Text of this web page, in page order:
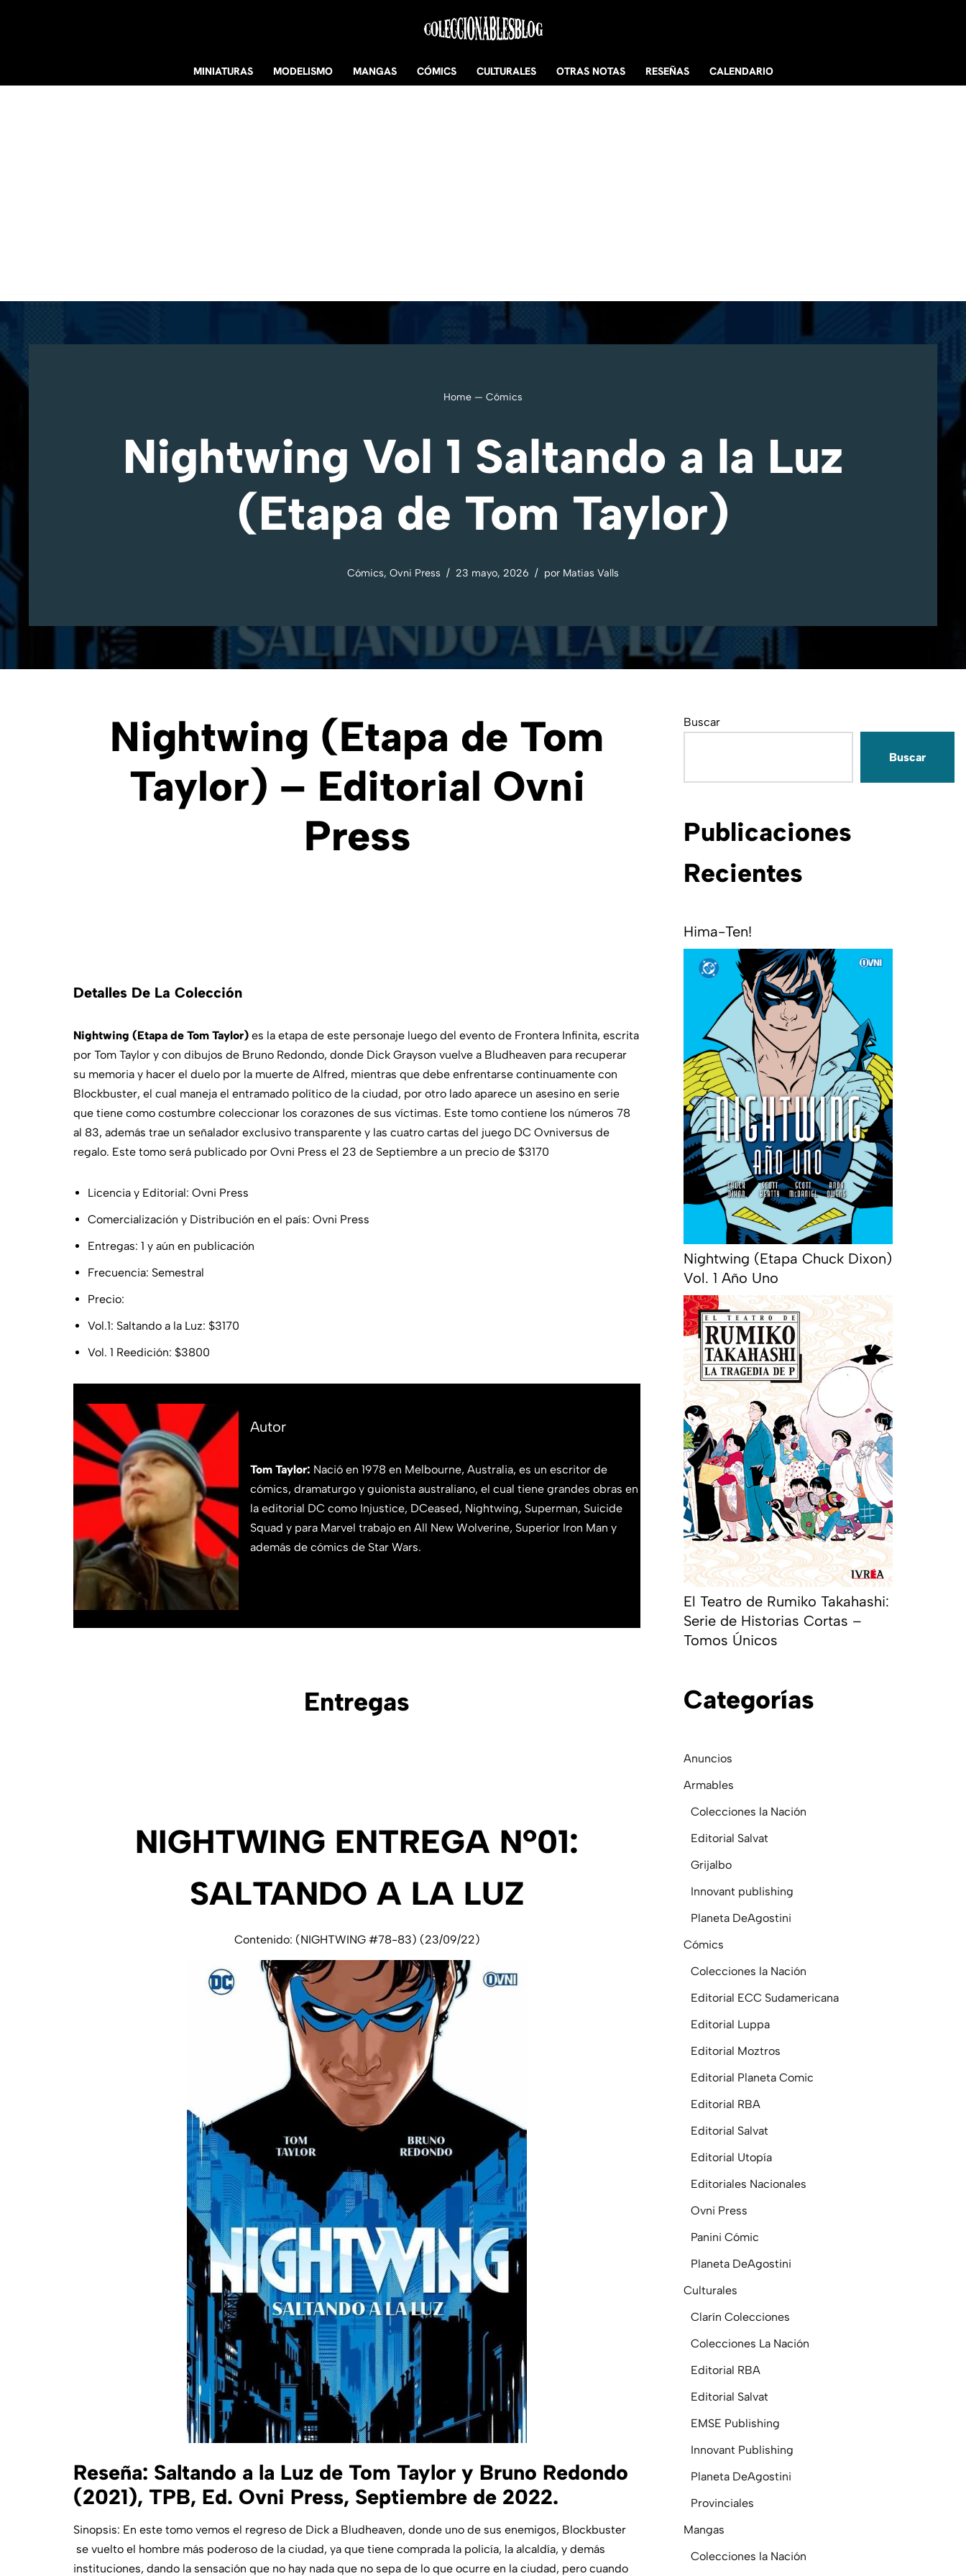
MINIATURAS MODELISMO MANGAS CÓMICS CULTURALES OTRAS NOTAS RESEÑAS CALENDARIO
Home — Cómics
Nightwing Vol 1 Saltando a la Luz
(Etapa de Tom Taylor)
Cómics, Ovni Press 23 mayo, 2026 por Matias Valls
Nightwing (Etapa de Tom
Taylor) – Editorial Ovni
Press
Detalles De La Colección
Nightwing (Etapa de Tom Taylor) es la etapa de este personaje luego del evento de Frontera Infinita, escrita
por Tom Taylor y con dibujos de Bruno Redondo, donde Dick Grayson vuelve a Bludheaven para recuperar
su memoria y hacer el duelo por la muerte de Alfred, mientras que debe enfrentarse continuamente con
Blockbuster, el cual maneja el entramado político de la ciudad, por otro lado aparece un asesino en serie
que tiene como costumbre coleccionar los corazones de sus víctimas. Este tomo contiene los números 78
al 83, además trae un señalador exclusivo transparente y las cuatro cartas del juego DC Ovniversus de
regalo. Este tomo será publicado por Ovni Press el 23 de Septiembre a un precio de $3170
Licencia y Editorial: Ovni Press
Comercialización y Distribución en el país: Ovni Press
Entregas: 1 y aún en publicación
Frecuencia: Semestral
Precio:
Vol.1: Saltando a la Luz: $3170
Vol. 1 Reedición: $3800
Autor
Tom Taylor: Nació en 1978 en Melbourne, Australia, es un escritor de
cómics, dramaturgo y guionista australiano, el cual tiene grandes obras en
la editorial DC como Injustice, DCeased, Nightwing, Superman, Suicide
Squad y para Marvel trabajo en All New Wolverine, Superior Iron Man y
además de cómics de Star Wars.
Entregas
NIGHTWING ENTREGA Nº01:
SALTANDO A LA LUZ
Contenido: (NIGHTWING #78-83) (23/09/22)
Reseña: Saltando a la Luz de Tom Taylor y Bruno Redondo
(2021), TPB, Ed. Ovni Press, Septiembre de 2022.
Sinopsis: En este tomo vemos el regreso de Dick a Bludheaven, donde uno de sus enemigos, Blockbuster
se vuelto el hombre más poderoso de la ciudad, ya que tiene comprada la policía, la alcaldía, y demás
instituciones, dando la sensación que no hay nada que no sepa de lo que ocurre en la ciudad, pero cuando
Buscar
Buscar
Publicaciones
Recientes
Hima-Ten!
Nightwing (Etapa Chuck Dixon)
Vol. 1 Año Uno
El Teatro de Rumiko Takahashi:
Serie de Historias Cortas –
Tomos Únicos
CAtegorías
Anuncios
Armables
Colecciones la Nación
Editorial Salvat
Grijalbo
Innovant publishing
Planeta DeAgostini
Cómics
Colecciones la Nación
Editorial ECC Sudamericana
Editorial Luppa
Editorial Moztros
Editorial Planeta Comic
Editorial RBA
Editorial Salvat
Editorial Utopía
Editoriales Nacionales
Ovni Press
Panini Cómic
Planeta DeAgostini
Culturales
Clarín Colecciones
Colecciones La Nación
Editorial RBA
Editorial Salvat
EMSE Publishing
Innovant Publishing
Planeta DeAgostini
Provinciales
Mangas
Colecciones la Nación